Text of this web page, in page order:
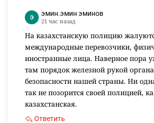
эмин.эмин эминов
21 час назад
На казахстанскую полицию
международные перевозчики,
иностранные лица. Наверное пора
там порядок железной рукой
безопасности нашей страны. Ни
так не позорится своей полицией,
казахстанская.
Ответить